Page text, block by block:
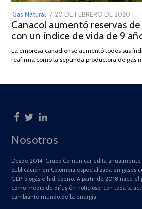
Gas Natural
POSTED
ON
20 DE FEBRERO DE 2020
DE
Canacol aumentó reservas
con un índice de vida de 9
La empresa canadiense aumentó todos sus
reafirma como la segunda productora de gas
Nosotros
Desde 2014, Grupo Comunicar edita anualmente
publicación en Colombia especializada en gases
GLP, biogás e hidrógeno. A partir de 2018 nace
como medio de difusión noticioso, con toda la
cambiante mundo de la energía.